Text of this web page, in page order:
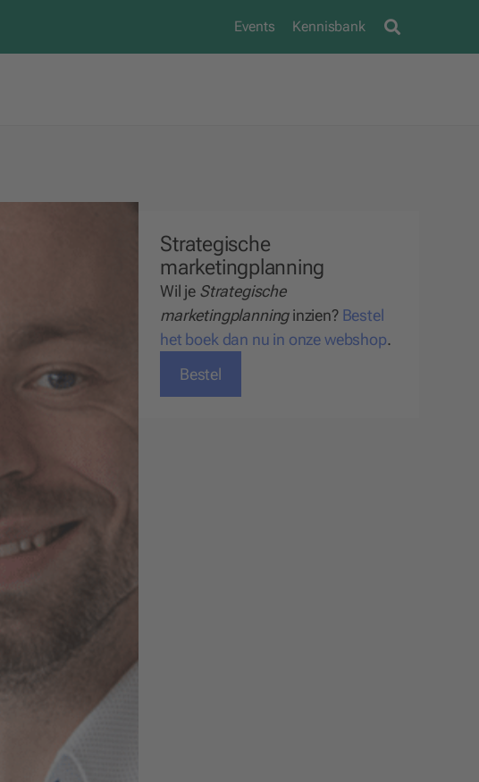
Events Kennisbank
Strategische
marketingplanning
Wil je Strategische
marketingplanninginzien? Bestel
het boek dan nu in onze webshop.
Bestel